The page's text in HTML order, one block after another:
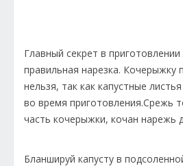
Главный секрет в
правильная нарезка. Кочерыжку
нельзя, так как капустные
во время приготовления.Срежь
часть кочерыжки, кочан нарежь
Бланшируй капусту в